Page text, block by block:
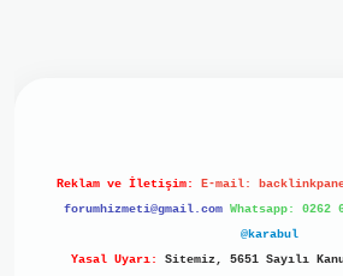
Reklam ve İletişim: E-mail:
forumhizmeti@gmail.com Whatsapp: 0262
@karabul
Yasal Uyarı:
Sitemiz, 5651 Sayılı